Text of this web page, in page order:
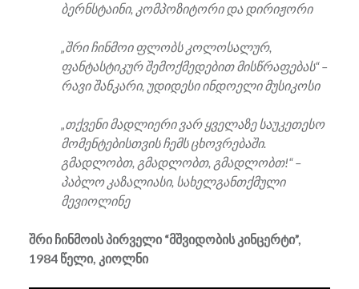
ბერნსტაინი, კომპოზიტორი და დირიჟორი
„შრი ჩინმოი ფლობს კოლოსალურ,
ფანტასტიკურ შემოქმედებით მისწრაფებას“ –
რავი შანკარი, უდიდესი ინდოელი მუსიკოსი
„თქვენი მადლიერი ვარ ყველაზე საუკეთესო
მომენტებისთვის ჩემს ცხოვრებაში.
გმადლობთ, გმადლობთ, გმადლობთ!“ –
პაბლო კაზალიასი, სახელგანთქმული
მევიოლინე
შრი ჩინმოის პირველი “მშვიდობის კინცერტი”,
1984 წელი, კიოლნი